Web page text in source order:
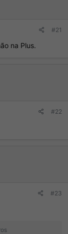
#21
na Plus.
#22
#23